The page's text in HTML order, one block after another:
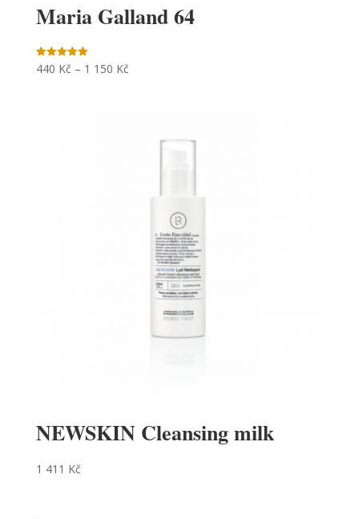
Maria Galland 64
Hodnocení
5.00
440 Kč – 1 150 Kč
NEWSKIN Cleansing milk
1 411 Kč